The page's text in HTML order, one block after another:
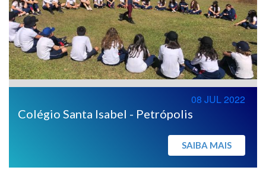
Colégio Santa Isabel - Petrópolis
08 JUL 2022
SAIBA MAIS